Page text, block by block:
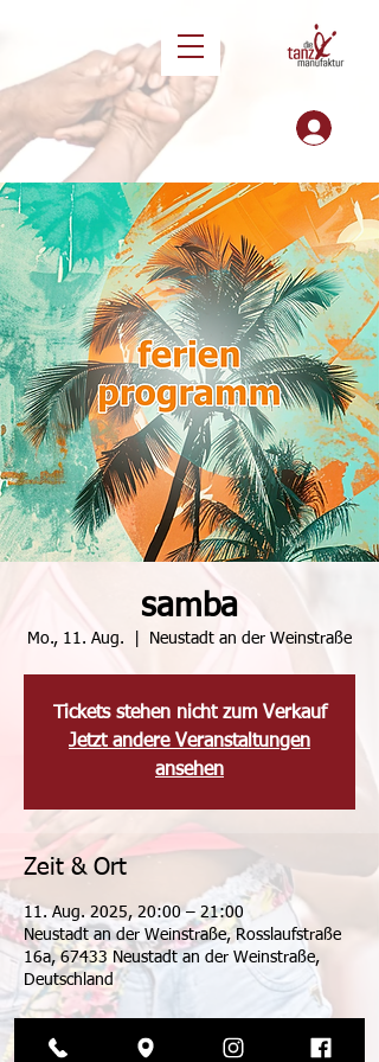
samba
Mo., 11. Aug. Neustadt an der Weinstraße
Tickets stehen nicht zum Verkauf
Jetzt andere Veranstaltungen
ansehen
Zeit & Ort
11. Aug. 2025, 20:00 – 21:00
Neustadt an der Weinstraße, Rosslaufstraße
16a, 67433 Neustadt an der Weinstraße,
Deutschland